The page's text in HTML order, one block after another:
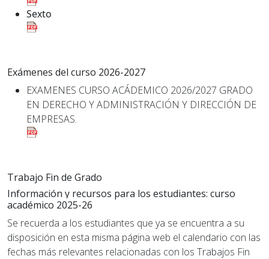
Sexto
Exámenes del curso 2026-2027
EXAMENES CURSO ACÁDEMICO 2026/2027 GRADO
EN DERECHO Y ADMINISTRACIÓN Y DIRECCIÓN DE
EMPRESAS.
Trabajo Fin de Grado
Información y recursos para los estudiantes: curso
académico 2025-26
Se recuerda a los estudiantes que ya se encuentra a su
disposición en esta misma página web el calendario con las
fechas más relevantes relacionadas con los Trabajos Fin